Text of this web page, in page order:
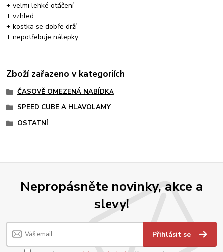
+ velmi lehké otáčení
+ vzhled
+ kostka se dobře drží
+ nepotřebuje nálepky
Zboží zařazeno v kategoriích
ČASOVĚ OMEZENÁ NABÍDKA
SPEED CUBE A HLAVOLAMY
OSTATNÍ
Nepropásněte novinky, akce a
slevy!
Přihlásit se